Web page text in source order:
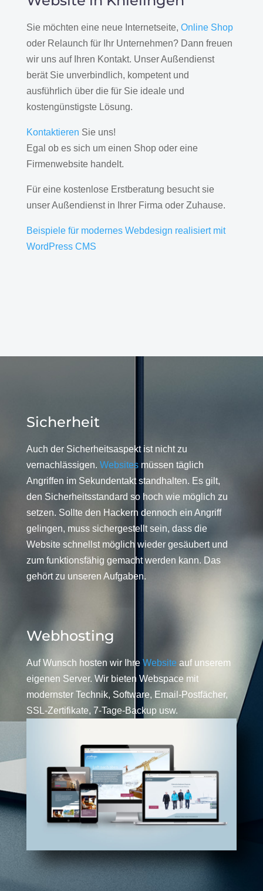
Sie möchten eine neue Internetseite, Online Shop
oder Relaunch für Ihr Unternehmen? Dann freuen
wir uns auf Ihren Kontakt. Unser Außendienst
berät Sie unverbindlich, kompetent und
ausführlich über die für Sie ideale und
kostengünstigste Lösung.
Kontaktieren Sie uns!
Egal ob es sich um einen Shop oder eine
Firmenwebsite handelt.
Für eine kostenlose Erstberatung besucht sie
unser Außendienst in Ihrer Firma oder Zuhause.
Beispiele für modernes Webdesign realisiert mit
WordPress CMS
Sicherheit
Auch der Sicherheitsaspekt ist nicht zu
vernachlässigen. Websitesmüssen täglich
Angriffen im Sekundentakt standhalten. Es gilt,
den Sicherheitsstandard so hoch wie möglich zu
setzen. Sollte den Hackern dennoch ein Angriff
gelingen, muss sichergestellt sein, dass die
Website schnellst möglich wieder gesäubert und
zum funktionsfähig gemacht werden kann. Das
gehört zu unseren Aufgaben.
Webhosting
Auf Wunsch hosten wir Ihre Website auf unserem
eigenen Server. Wir bieten Webspace mit
modernster Technik, Software, Email-Postfächer,
SSL-Zertifikate, 7-Tage-Backup usw.